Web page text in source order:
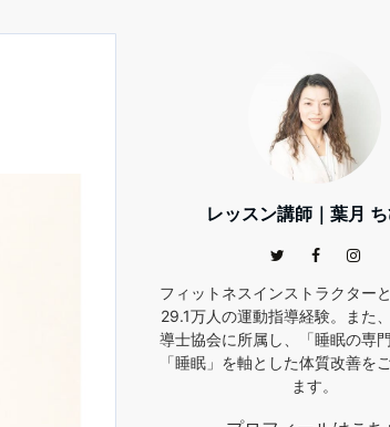
レッスン講師｜葉月
フィットネスインストラクター
29.1万人の運動指導経験。また
導士協会に所属し、「睡眠の専
「睡眠」を軸とした体質改善を
ます。